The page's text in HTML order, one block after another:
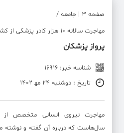
صفحه ۳ | جامعه /
مهاجرت سالانه ۱۰ هزار کادر پزشکی از کشور
پرواز پزشکان
شناسه خبر: 16916
تاریخ : دوشنبه 24 مه‍ 1402
مهاجرت نیروی انسانی متخصص از
سال‌هاست که درباره آن گفته و